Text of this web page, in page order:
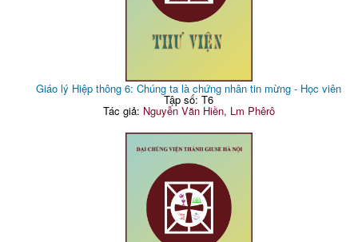
Giáo lý Hiệp thông 6: Chúng ta là chứng nhân tin mừng - Học viên
Tập số: T6
Tác giả: Nguyễn Văn Hiền, Lm Phêrô